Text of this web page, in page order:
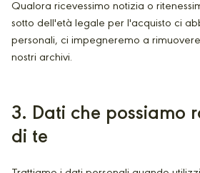
Qualora ricevessimo notizia o
sotto dell'età legale per l'acquisto ci
personali, ci impegneremo a
nostri archivi.
3. Dati che possiamo
di te